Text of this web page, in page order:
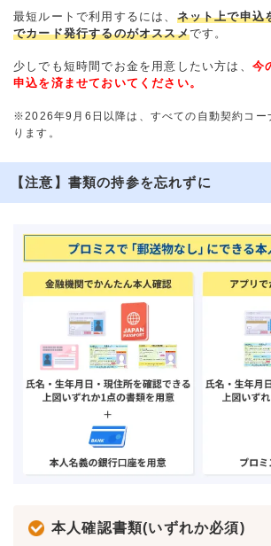
最短ルートで利用するには、 ネット上で申込
でカード発行するのがオススメです。
少しでも短時間でお金を用意したい方は、 今
申込を済ませておいてください。
※2026年9月6日以降は、すべての自動契約コー
ります。
【注意】書類の持参を忘れずに
本人確認書類(いずれか必須)